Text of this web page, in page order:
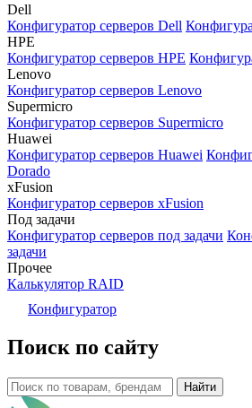
Dell
Конфигуратор серверов Dell
HPE
Конфигуратор серверов HPE
Lenovo
Конфигуратор серверов Lenovo
Supermicro
Конфигуратор серверов Supermicro
Huawei
Конфигуратор серверов Huawei
Dorado
xFusion
Конфигуратор серверов xFusion
Под задачи
Конфигуратор серверов под задачи
задачи
Прочее
Калькулятор RAID
Конфигуратор
Поиск по сайту